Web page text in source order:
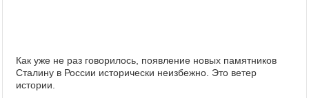
Как уже не раз говорилось, появление новых памятников
Сталину в России исторически неизбежно. Это ветер
истории.